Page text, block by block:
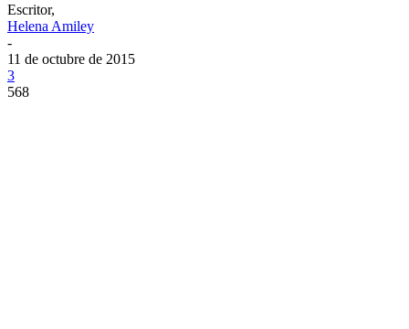
Escritor,
Helena Amiley
-
11 de octubre de 2015
3
568